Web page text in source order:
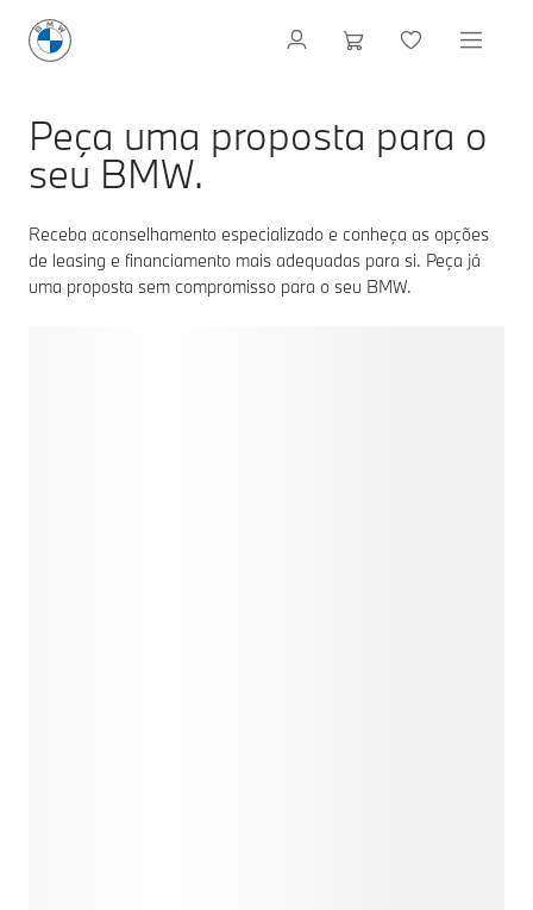
Peça uma proposta para o
seu BMW.
Receba aconselhamento especializado e conheça as opções
de leasing e financiamento mais adequadas para si. Peça já
uma proposta sem compromisso para o seu BMW.